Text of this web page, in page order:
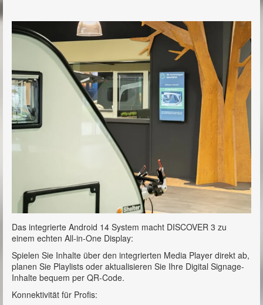
Das integrierte Android 14 System macht DISCOVER 3 zu
einem echten All-in-One Display:
Spielen Sie Inhalte über den integrierten Media Player direkt ab,
planen Sie Playlists oder aktualisieren Sie Ihre Digital Signage-
Inhalte bequem per QR-Code.
Konnektivität für Profis: